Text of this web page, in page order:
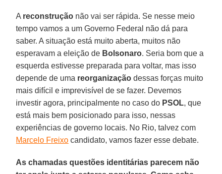
A reconstrução não vai ser rápida. Se nesse meio
tempo vamos a um Governo Federal não dá para
saber. A situação está muito aberta, muitos não
esperavam a eleição de Bolsonaro. Seria bom que a
esquerda estivesse preparada para voltar, mas isso
depende de uma reorganização dessas forças muito
mais difícil e imprevisível de se fazer. Devemos
investir agora, principalmente no caso do PSOL, que
está mais bem posicionado para isso, nessas
experiências de governo locais. No Rio, talvez com
Marcelo Freixo candidato, vamos fazer esse debate.
As chamadas questões identitárias parecem não